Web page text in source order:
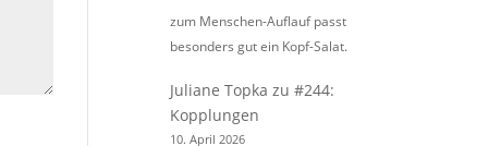
zum Menschen-Auflauf passt
besonders gut ein Kopf-Salat.
Juliane Topka zu#244:
Kopplungen
10. April 2026